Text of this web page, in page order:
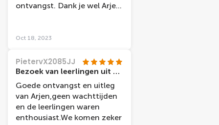
ontvangst. Dank je wel Arjen,
Oct 18, 2023
PietervX2085JJ
Bezoek van leerlingen uit Brabant
Goede ontvangst en uitleg
van Arjen,geen wachttijden
en de leerlingen waren
enthousiast.We komen zeker